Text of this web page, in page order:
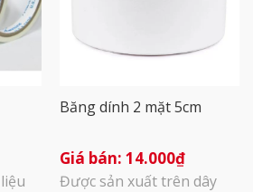
Băng dính 2 mặt 5cm
14.000₫
Được sản xuất trên dây